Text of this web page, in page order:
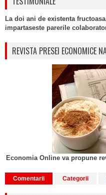
La doi ani de existenta
impartaseste parerile
REVISTA PRESEI ECONOMICE
Economia Online va propune
Comentarii Categorii